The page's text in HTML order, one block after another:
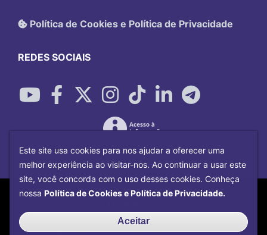
Política de Cookies e Política de Privacidade
REDES SOCIAIS
Copyright©2026Universidade Federal
Centro de Tecnologia da
Este site usa cookies para nos ajudar a oferecer uma
melhor experiência ao visitar-nos. Ao continuar a usar este
site, você concorda com o uso desses cookies. Conheça
nossa Política de Cookies e Política de Privacidade.
Aceitar